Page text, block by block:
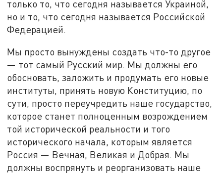
только то, что сегодня называется Украиной,
но и то, что сегодня называется Российской
Федерацией.
Мы просто вынуждены создать что-то другое
— тот самый Русский мир. Мы должны его
обосновать, заложить и продумать его новые
институты, принять новую Конституцию, по
сути, просто переучредить наше государство,
которое станет полноценным возрождением
той исторической реальности и того
исторического начала, которым является
Россия — Вечная, Великая и Добрая. Мы
должны воспрянуть и реорганизовать наше